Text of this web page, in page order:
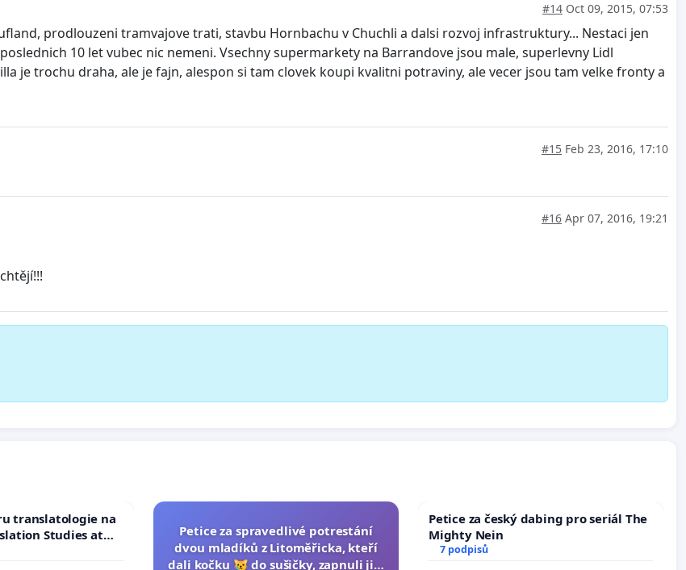
#14 Oct 09, 2015, 07:53
prodlouzeni tramvajove trati, stavbu Hornbachu v Chuchli a dalsi rozvoj infrastruktury... Nestaci jen
10 let vubec nic nemeni. Vsechny supermarkety na Barrandove jsou male, superlevny Lidl
je trochu draha, ale je fajn, alespon si tam clovek koupi kvalitni potraviny, ale vecer jsou tam velke fronty a
#15 Feb 23, 2016, 17:10
#16 Apr 07, 2016, 19:21
translatologie na
Studies at
Charles
Petice za spravedlivé potrestání
dvou mladíků z Litoměřicka, kteří
dali kočku 😿 do sušičky, zapnuli ji a
Petice za český dabing pro seriál The
Mighty Nein
7 podpisů